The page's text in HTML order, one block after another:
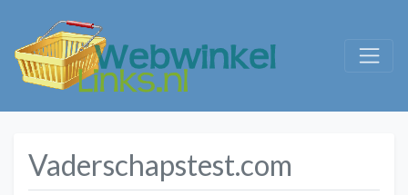
Vaderschapstest.com